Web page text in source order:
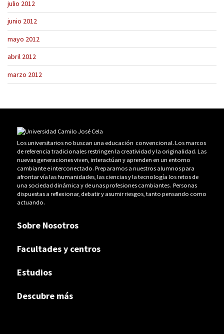
julio 2012
junio 2012
mayo 2012
abril 2012
marzo 2012
Los universitarios no buscan una educación convencional. Los marcos
de referencia tradicionales restringen la creatividad y la originalidad. Las
nuevas generaciones viven, interactúan y aprenden en un entorno
cambiante e interconectado. Preparamos a nuestros alumnos para
afrontar vía las humanidades, las ciencias y la tecnología los retos de
una sociedad dinámica y de unas profesiones cambiantes. Personas
dispuestas a reflexionar, debatir y asumir riesgos, tanto pensando como
actuando.
Sobre Nosotros
Facultades y centros
Estudios
Descubre más